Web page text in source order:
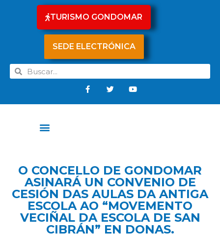
TURISMO GONDOMAR
SEDE ELECTRÓNICA
O CONCELLO DE GONDOMAR
ASINARÁ UN CONVENIO DE
CESIÓN DAS AULAS DA ANTIGA
ESCOLA AO “MOVEMENTO
VECIÑAL DA ESCOLA DE SAN
CIBRÁN” EN DONAS.